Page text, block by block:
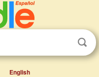
English